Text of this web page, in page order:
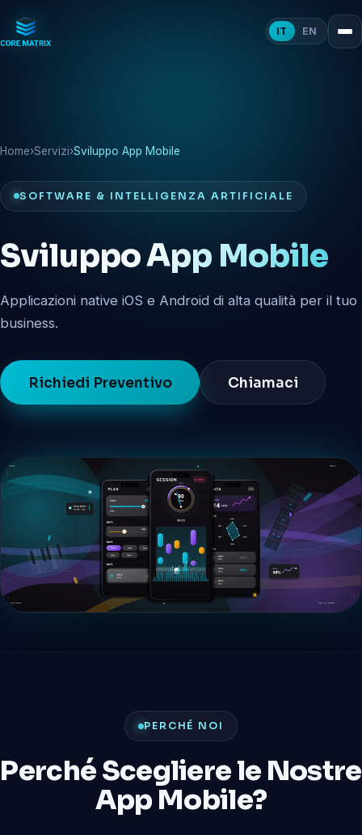
IT EN
Home›Servizi›Sviluppo App Mobile
SOFTWARE & INTELLIGENZA ARTIFICIALE
SviluppoApp Mobile
Applicazioni native iOS e Android di alta qualità per il tuo
business.
Richiedi Preventivo Chiamaci
PERCHÉ NOI
Perché Scegliere le Nostre
App Mobile?